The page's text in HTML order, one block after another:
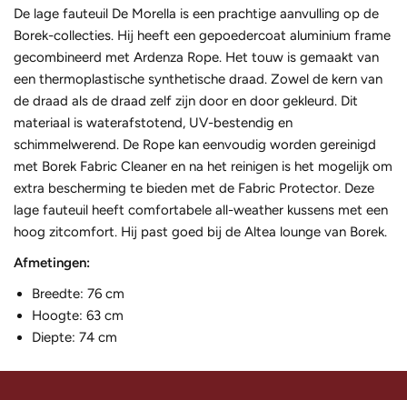
De lage fauteuil De Morella is een prachtige aanvulling op de
Borek-collecties. Hij heeft een gepoedercoat aluminium frame
gecombineerd met Ardenza Rope. Het touw is gemaakt van
een thermoplastische synthetische draad. Zowel de kern van
de draad als de draad zelf zijn door en door gekleurd. Dit
materiaal is waterafstotend, UV-bestendig en
schimmelwerend. De Rope kan eenvoudig worden gereinigd
met Borek Fabric Cleaner en na het reinigen is het mogelijk om
extra bescherming te bieden met de Fabric Protector. Deze
lage fauteuil heeft comfortabele all-weather kussens met een
hoog zitcomfort. Hij past goed bij de Altea lounge van Borek.
Afmetingen:
Breedte: 76 cm
Hoogte: 63 cm
Diepte: 74 cm